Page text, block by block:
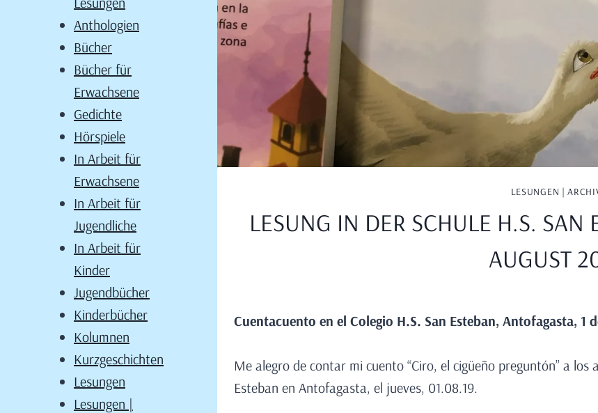
LESUNGEN |
LESUNG IN DER SCHULE H.S. SAN
AUGUST
Cuentacuento en elColegio H.S. San Esteban, Antofagasta, 1
Me alegro de contar mi cuento “Ciro, el cigüeño preguntón” a los
Esteban en Antofagasta, el jueves, 01.08.19.
Anthologien
Bücher
Bücher für
Erwachsene
Gedichte
Hörspiele
In Arbeit für
Erwachsene
In Arbeit für
Jugendliche
In Arbeit für
Kinder
Jugendbücher
Kinderbücher
Kolumnen
Kurzgeschichten
Lesungen
Lesungen |